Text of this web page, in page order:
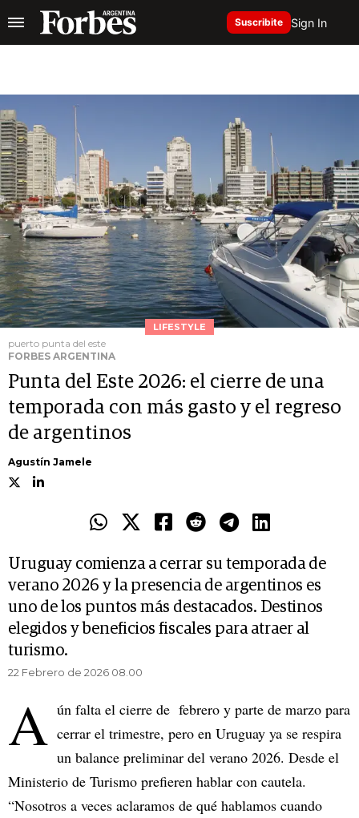
Suscribite Sign In
LIFESTYLE
puerto punta del este
FORBES ARGENTINA
Punta del Este 2026: el cierre de una
temporada con más gasto y el regreso
de argentinos
Agustín Jamele
Uruguay comienza a cerrar su temporada de
verano 2026 y la presencia de argentinos es
uno de los puntos más destacados. Destinos
elegidos y beneficios fiscales para atraer al
turismo.
22 Febrero de 2026 08.00
A ún falta el cierre de febrero y parte de marzo para
cerrar el trimestre, pero en Uruguay ya se respira
un balance preliminar del verano 2026. Desde el
Ministerio de Turismo prefieren hablar con cautela.
“Nosotros a veces aclaramos de qué hablamos cuando